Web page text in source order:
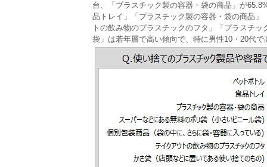
台、「プラスチック製の容器・袋の商品」が
品トレイ」「プラスチック製の容器・袋の商品
トの飲み物のプラスチックのフタ」「プラスチ
袋」は若年層で高い傾向で、特に男性10・20代